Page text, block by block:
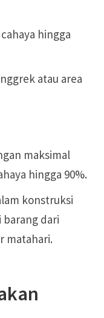
hingga
atau area
maksimal
hingga 90%.
konstruksi
dari
matahari.